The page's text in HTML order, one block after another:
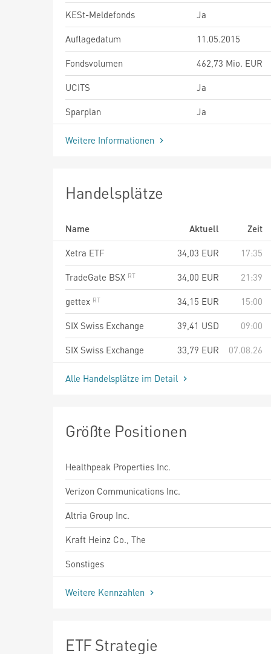
KESt-Meldefonds
Ja
Auflagedatum
11.05.2015
Fondsvolumen
462,73 Mio. EUR
UCITS
Ja
Sparplan
Ja
Weitere Informationen
Handelsplätze
Name Aktuell
Zeit
Xetra ETF
34,03 EUR
17:35
TradeGate BSX
34,00 EUR
21:39
gettex
34,15 EUR
15:00
SIX Swiss Exchange
39,41 USD
09:00
SIX Swiss Exchange
33,79 EUR 07.08.26
Alle Handelsplätze im Detail
Größte Positionen
Healthpeak Properties Inc.
Verizon Communications Inc.
Altria Group Inc.
Kraft Heinz Co., The
Sonstiges
Weitere Kennzahlen
ETF Strategie